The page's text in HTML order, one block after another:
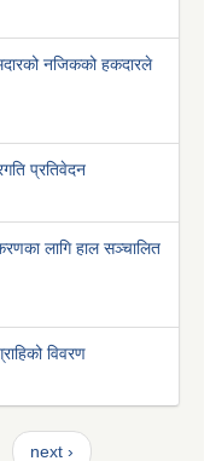
नजिकको हकदारले
प्रतिवेदन
लागि हाल सञ्चालित
विवरण
next ›